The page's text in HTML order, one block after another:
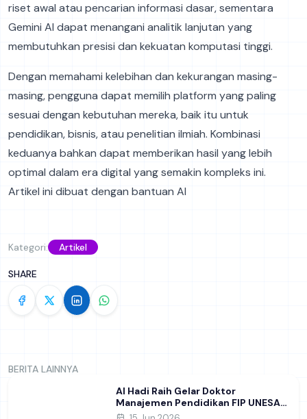
riset awal atau pencarian informasi dasar, sementara
Gemini AI dapat menangani analitik lanjutan yang
membutuhkan presisi dan kekuatan komputasi tinggi.
Dengan memahami kelebihan dan kekurangan masing-
masing, pengguna dapat memilih platform yang paling
sesuai dengan kebutuhan mereka, baik itu untuk
pendidikan, bisnis, atau penelitian ilmiah. Kombinasi
keduanya bahkan dapat memberikan hasil yang lebih
optimal dalam era digital yang semakin kompleks ini.
Artikel ini dibuat dengan bantuan AI
Kategori: Artikel
SHARE
BERITA LAINNYA
Al Hadi Raih Gelar Doktor
Manajemen Pendidikan FIP UNESA
melalui Riset Pembentukan